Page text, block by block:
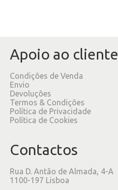
Apoio ao cliente
Condições de Venda
Envio
Devoluções
Termos & Condições
Política de Privacidade
Política de Cookies
Contactos
Rua D. Antão de Almada, 4-A
1100-197 Lisboa